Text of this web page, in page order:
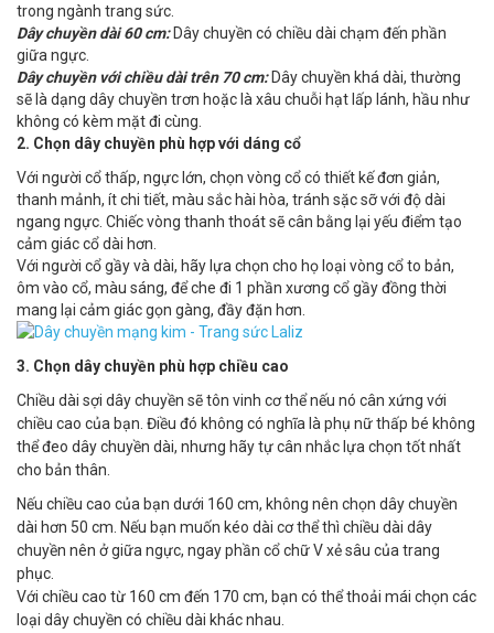
trong ngành trang sức.
Dây chuyền dài 60 cm:Dây chuyền có chiều dài chạm đến phần
giữa ngực.
Dây chuyền với chiều dài trên 70 cm:Dây chuyền khá dài, thường
sẽ là dạng dây chuyền trơn hoặc là xâu chuỗi hạt lấp lánh, hầu như
không có kèm mặt đi cùng.
2. Chọn dây chuyền phù hợp với dáng cổ
Với người cổ thấp, ngực lớn, chọn vòng cổ có thiết kế đơn giản,
thanh mảnh, ít chi tiết, màu sắc hài hòa, tránh sặc sỡ với độ dài
ngang ngực. Chiếc vòng thanh thoát sẽ cân bằng lại yếu điểm tạo
cảm giác cổ dài hơn.
Với người cổ gầy và dài, hãy lựa chọn cho họ loại vòng cổ to bản,
ôm vào cổ, màu sáng, để che đi 1 phần xương cổ gầy đồng thời
mang lại cảm giác gọn gàng, đầy đặn hơn.
3. Chọn dây chuyền phù hợp chiều cao
Chiều dài sợi dây chuyền sẽ tôn vinh cơ thể nếu nó cân xứng với
chiều cao của bạn. Điều đó không có nghĩa là phụ nữ thấp bé không
thể đeo dây chuyền dài, nhưng hãy tự cân nhắc lựa chọn tốt nhất
cho bản thân.
Nếu chiều cao của bạn dưới 160 cm, không nên chọn dây chuyền
dài hơn 50 cm. Nếu bạn muốn kéo dài cơ thể thì chiều dài dây
chuyền nên ở giữa ngực, ngay phần cổ chữ V xẻ sâu của trang
phục.
Với chiều cao từ 160 cm đến 170 cm, bạn có thể thoải mái chọn các
loại dây chuyền có chiều dài khác nhau.